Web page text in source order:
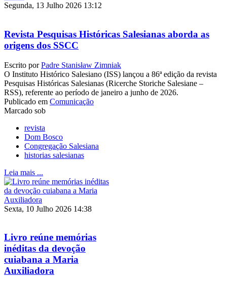
Segunda, 13 Julho 2026 13:12
Revista Pesquisas Históricas Salesianas aborda as
origens dos SSCC
Escrito porPadre Stanisław Zimniak
O Instituto Histórico Salesiano (ISS) lançou a 86ª edição da revista
Pesquisas Históricas Salesianas (Ricerche Storiche Salesiane –
RSS), referente ao período de janeiro a junho de 2026.
Publicado em Comunicação
Marcado sob
revista
Dom Bosco
Congregação Salesiana
historias salesianas
Leia mais ...
Sexta, 10 Julho 2026 14:38
Livro reúne memórias
inéditas da devoção
cuiabana a Maria
Auxiliadora